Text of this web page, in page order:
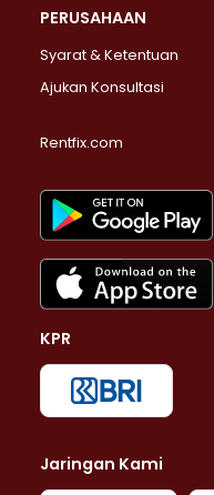
PERUSAHAAN
Syarat & Ketentuan
Ajukan Konsultasi
Rentfix.com
KPR
Jaringan Kami